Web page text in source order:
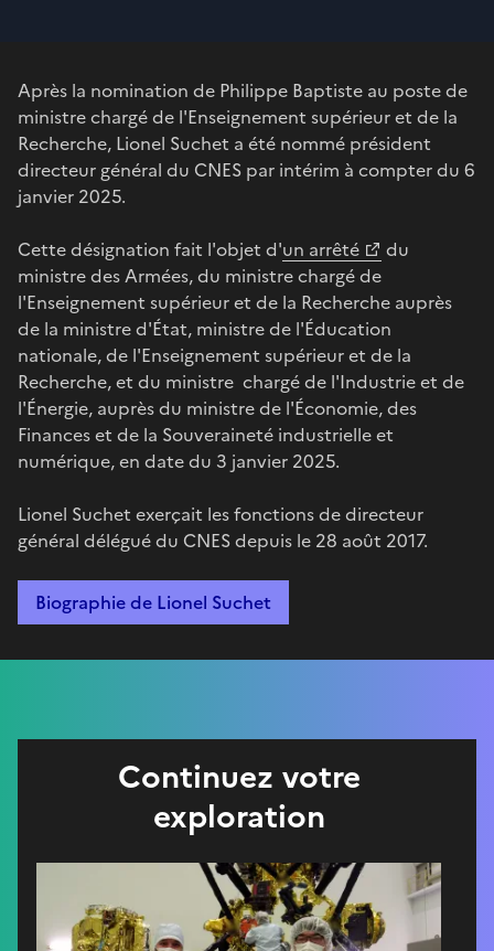
Après la nomination de Philippe Baptiste au poste de
ministre chargé de l'Enseignement supérieur et de la
Recherche, Lionel Suchet a été nommé président
directeur général du CNES par intérim à compter du 6
janvier 2025.
Cette désignation fait l'objet d'un arrêté
du
ministre des Armées, du ministre chargé de
l'Enseignement supérieur et de la Recherche auprès
de la ministre d'État, ministre de l'Éducation
nationale, de l'Enseignement supérieur et de la
Recherche, et du ministre chargé de l'Industrie et de
l'Énergie, auprès du ministre de l'Économie, des
Finances et de la Souveraineté industrielle et
numérique, en date du 3 janvier 2025.
Lionel Suchet exerçait les fonctions de directeur
général délégué du CNES depuis le 28 août 2017.
Biographie de Lionel Suchet
Continuez votre
exploration